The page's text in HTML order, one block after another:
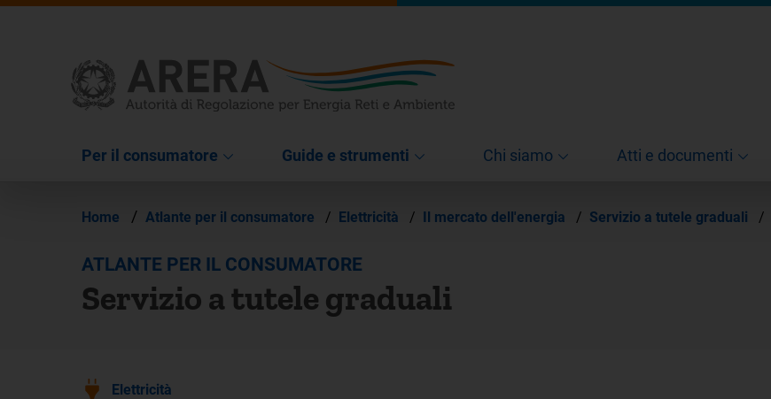
Per il consumatore Guide e strumenti Chi siamo Atti e documenti
Home / Atlante per il consumatore / Elettricità / Il mercato dell'energia / Servizio a tutele graduali /
ATLANTE PER IL CONSUMATORE
Servizio a tutele graduali
Elettricità